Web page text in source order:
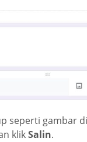
seperti gambar
klikSalin.